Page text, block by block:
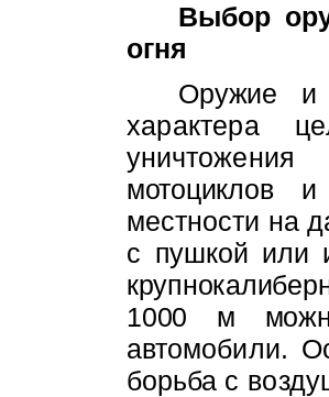
Выбор
огня
Оружие и
характера
уничтожения
мотоциклов
местности на
с пушкой или
1000 м
автомобили.
борьба с